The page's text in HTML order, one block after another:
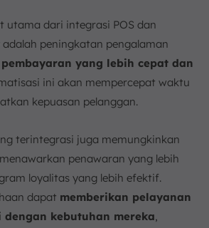
utama dari integrasi POS dan
peningkatan pengalaman
pembayaran yang lebih cepat dan
ini akan mempercepat waktu
kepuasan pelanggan.
terintegrasi juga memungkinkan
penawaran yang lebih
loyalitas yang lebih efektif.
dapat memberikan pelayanan
dengan kebutuhan mereka